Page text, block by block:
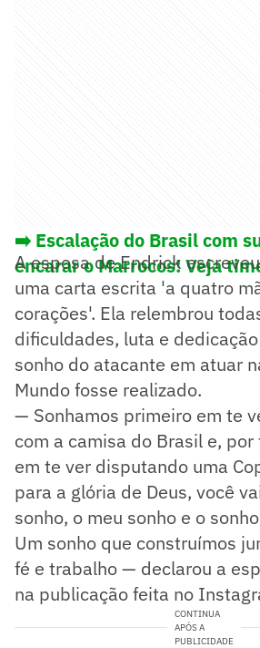
➡️ Escalação do Brasil com
encarar o Marrocos! Veja
A esposa de Endrick
uma carta escrita 'a quatro
corações'. Ela relembrou
dificuldades, luta e
sonho do atacante em atuar
Mundo fosse realizado.
— Sonhamos primeiro em te
com a camisa do Brasil e,
em te ver disputando uma
para a glória de Deus, você
sonho, o meu sonho e o
Um sonho que construímos
fé e trabalho — declarou a
na publicação feita no
CONTINUA
APÓS A
PUBLICIDADE